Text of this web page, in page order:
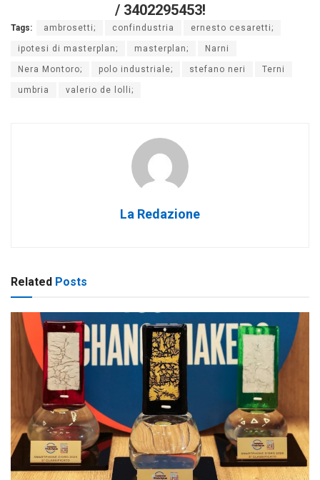
/ 3402295453!
Tags: ambrosetti; confindustria ernesto cesaretti;
ipotesi di masterplan; masterplan; Narni
Nera Montoro; polo industriale; stefano neri Terni
umbria valerio de lolli;
La Redazione
Related Posts